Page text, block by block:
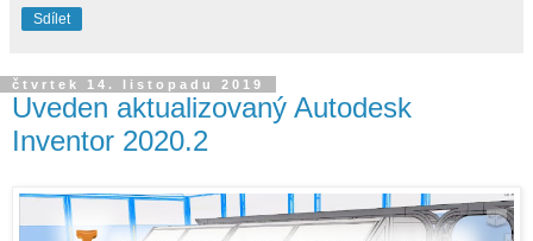
Sdílet
čtvrtek 14. listopadu 2019
Uveden aktualizovaný Autodesk
Inventor 2020.2